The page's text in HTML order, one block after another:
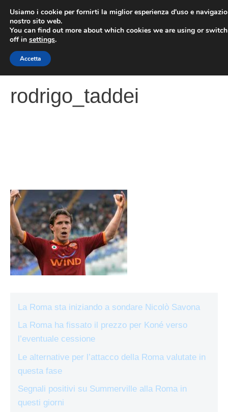
contenuto
rodrigo_taddei
La Roma sta iniziando a sondare Nicolò Savona
La Roma ha fissato il prezzo per Koné verso
l’eventuale cessione
Le alternative per l’attacco della Roma valutate in
questa fase
Segnali positivi su Summerville alla Roma in
questi giorni
Usiamo i cookie per fornirti la miglior esperienza d'uso e
nostro sito web.
You can find out more about which cookies we are using or
off in settings.
Accetta